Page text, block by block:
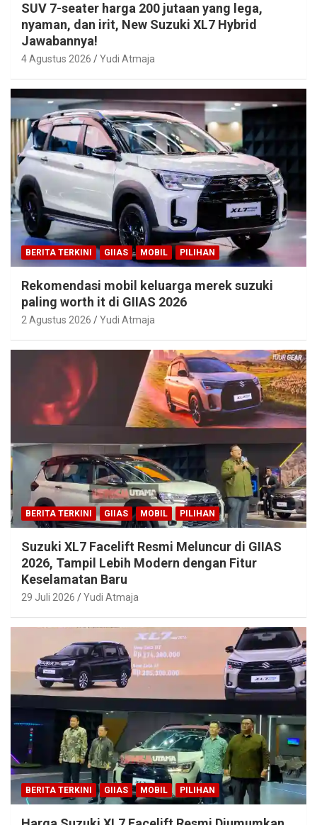
SUV 7-seater harga 200 jutaan yang lega,
nyaman, dan irit, New Suzuki XL7 Hybrid
Jawabannya!
4 Agustus 2026 Yudi Atmaja
BERITA TERKINI GIIAS MOBIL PILIHAN
Rekomendasi mobil keluarga merek suzuki
paling worth it di GIIAS 2026
2 Agustus 2026 Yudi Atmaja
BERITA TERKINI GIIAS MOBIL PILIHAN
Suzuki XL7 Facelift Resmi Meluncur di GIIAS
2026, Tampil Lebih Modern dengan Fitur
Keselamatan Baru
29 Juli 2026 Yudi Atmaja
BERITA TERKINI GIIAS MOBIL PILIHAN